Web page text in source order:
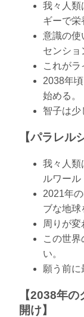
我々人類
ギーで栄
意識の使
センショ
これがラ
2038年
始める。
智子は少
【パラレル
我々人類
ルワール
2021年
ブな地球
周りが変
この世
い。
願う前に
【2038年
開け】